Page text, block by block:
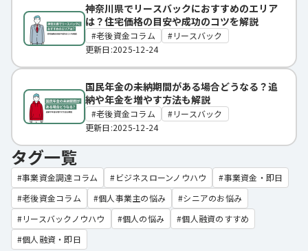
神奈川県でリースバックにおすすめのエリア
は？住宅価格の目安や成功のコツを解説
老後資金コラム
リースバック
更新日:2025-12-24
国民年金の未納期間がある場合どうなる？追
納や年金を増やす方法も解説
老後資金コラム
リースバック
更新日:2025-12-24
タグ一覧
事業資金調達コラム ビジネスローンノウハウ
事業資金・即日
老後資金コラム
個人事業主の悩み
シニアのお悩み
リースバックノウハウ
個人の悩み
個人融資のすすめ
個人融資・即日